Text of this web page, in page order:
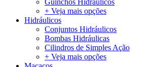
Guinchos Hidráulicos
+ Veja mais opções
Hidráulicos
Conjuntos Hidráulicos
Bombas Hidráulicas
Cilindros de Simples Ação
+ Veja mais opções